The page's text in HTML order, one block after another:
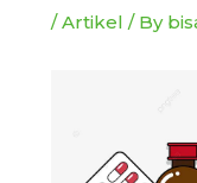
/Artikel / By